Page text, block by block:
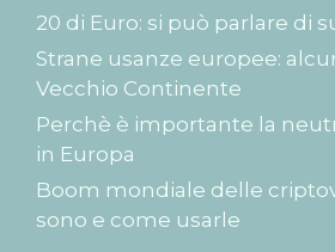
20 di Euro: si può parlare di
Strane usanze europee:
Vecchio Continente
Perchè è importante la
in Europa
Boom mondiale delle
sono e come usarle